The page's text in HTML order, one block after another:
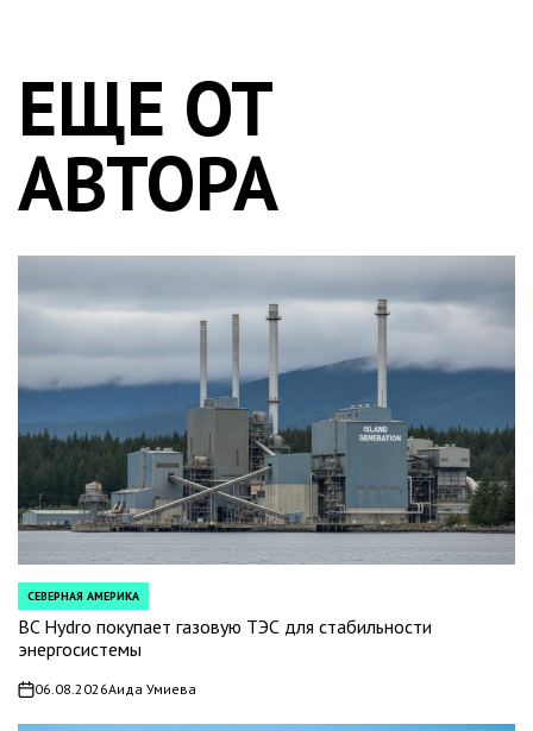
ЕЩЕ ОТ
АВТОРА
POSTED
IN
СЕВЕРНАЯ АМЕРИКА
BC Hydro покупает газовую ТЭС для стабильности
энергосистемы
on06.08.2026Аида Умиева